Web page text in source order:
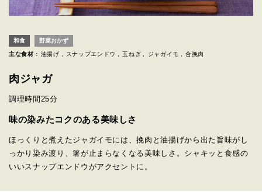
和食 野菜おかず
主な食材 : 油揚げ スナップエンドウ 玉ねぎ ジャガイモ 合挽肉
肉ジャガ
調理時間 25分
味の染みたコクのある美味しさ
ほっくりと煮えたジャガイモには、挽肉と油揚げから出た旨味がし
っかり染み渡り、箸が止まらなくなる美味しさ。シャキッと食感の
いいスナップエンドウがアクセントに。